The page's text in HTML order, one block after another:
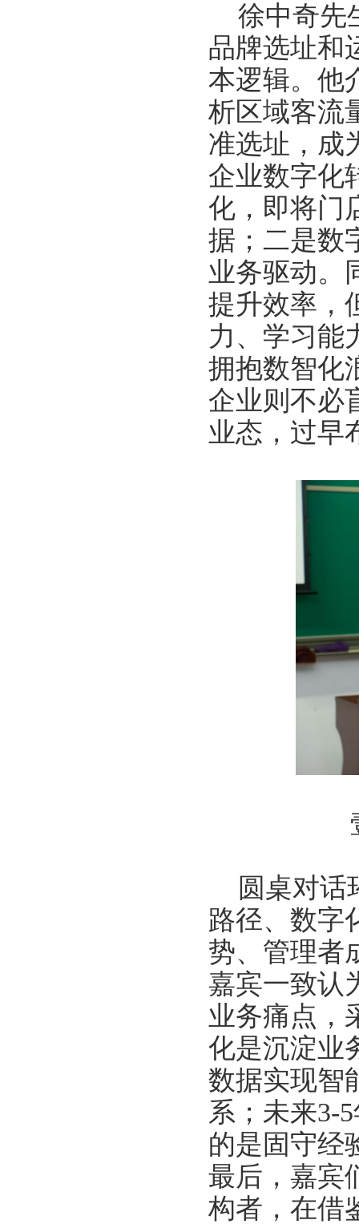
徐中奇先
品牌选址和
本逻辑。他
析区域客流
准选址，成
企业数字化
化，即将门
据；二是数
业务驱动。
提升效率，
力、学习能
拥抱数智化
企业则不必
业态，过早
圆桌对话
路径、数字
势、管理者
嘉宾一致认
业务痛点，
化是沉淀业
数据实现智
系；未来3-5
的是固守经
最后，嘉宾
构者，在借